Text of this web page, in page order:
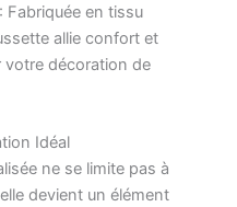
Fabriquée en tissu
allie confort et
votre décoration de
Idéal
ne se limite pas à
devient un élément